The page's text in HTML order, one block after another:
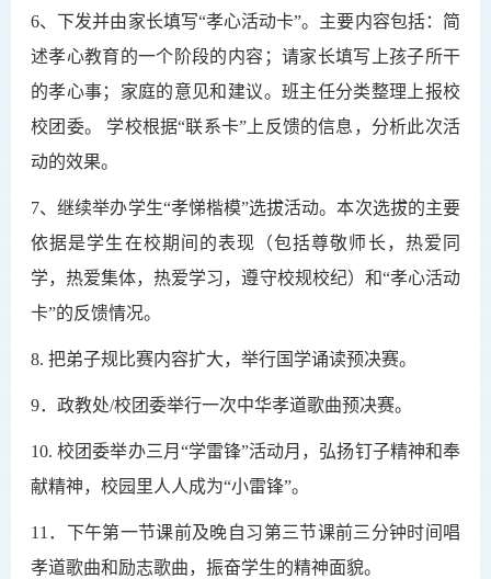
6、下发并由家长填写“孝心活动卡”。主要内容包括：简
述孝心教育的一个阶段的内容；请家长填写上孩子所干
的孝心事；家庭的意见和建议。班主任分类整理上报校
校团委。 学校根据“联系卡”上反馈的信息，分析此次活
动的效果。
7、继续举办学生“孝悌楷模”选拔活动。本次选拔的主要
依据是学生在校期间的表现（包括尊敬师长，热爱同
学，热爱集体，热爱学习，遵守校规校纪）和“孝心活动
卡”的反馈情况。
8. 把弟子规比赛内容扩大，举行国学诵读预决赛。
9．政教处/校团委举行一次中华孝道歌曲预决赛。
10. 校团委举办三月“学雷锋”活动月，弘扬钉子精神和奉
献精神，校园里人人成为“小雷锋”。
11 ．下午第一节课前及晚自习第三节课前三分钟时间唱
孝道歌曲和励志歌曲，振奋学生的精神面貌。